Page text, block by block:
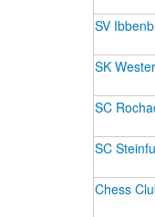
SV
SK
SC
SC
Chess